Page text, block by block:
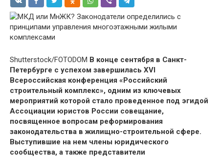
Shutterstock/FOTODOM В конце сентября в Санкт-
Петербурге с успехом завершилась XVI
Всероссийская конференция «Российский
строительный комплекс», одним из ключевых
мероприятий которой стало проведенное под эгидой
Ассоциации юристов России совещание,
посвященное вопросам реформирования
законодательства в жилищно-строительной сфере.
Выступившие на нем члены юридического
сообщества, а также представители